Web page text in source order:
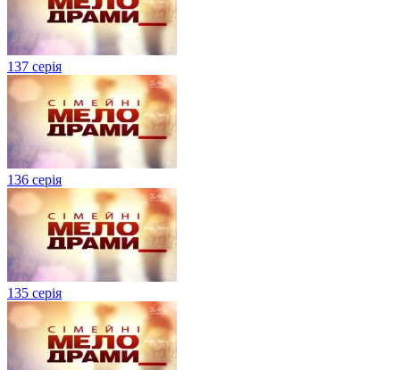
137 серія
136 серія
135 серія